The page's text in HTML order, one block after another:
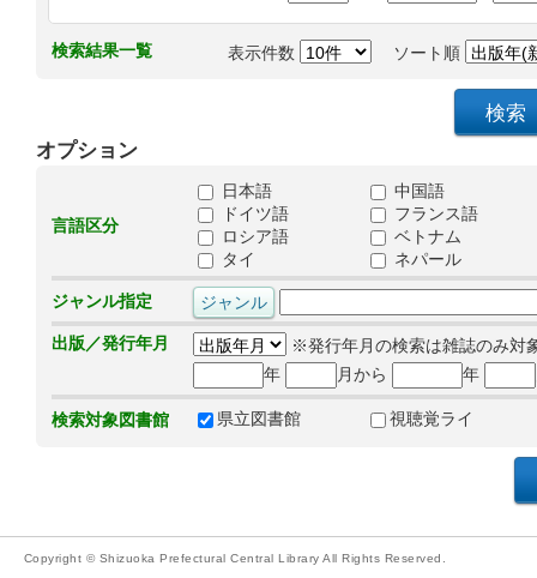
検索結果一覧 表示件数 ソート順
オプション
言語区分
日本語
中国語
ドイツ語
フランス語
ロシア語
ベトナム
タイ
ネパール
ジャンル指定
出版／発行年月
※発行年月の検索は雑誌のみ対
年
月から 年
検索対象図書館 県立図書館 視聴覚ライ
Copyright © Shizuoka Prefectural Central Library All Rights Reserved.